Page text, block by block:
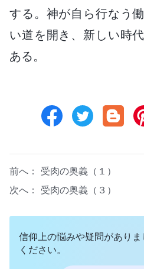
する。神が自ら行なう
い道を開き、新しい時
ある。
前へ： 受肉の奥義（１）
次へ： 受肉の奥義（３）
信仰上の悩みや疑問があり
ください。